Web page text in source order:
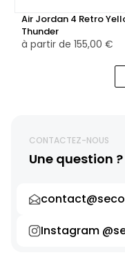
Air Jordan 4 Retro
Thunder
à partir de 155,00 €
CONTACTEZ-NOUS
Une question ?
Instagram